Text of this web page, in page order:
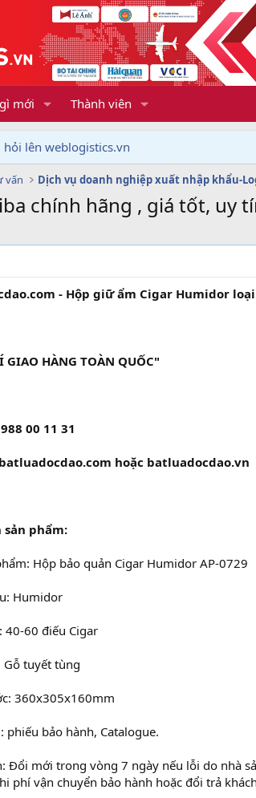
mới Thành viên
lên weblogistics.vn
vấn
chính hãng , giá tốt, uy
- Hộp giữ ẩm Cigar Humidor loại
GIAO HÀNG TOÀN QUỐC"
00 11 31
hoặc batluadocdao.vn
phẩm:
Hộp bảo quản Cigar Humidor AP-0729
Humidor
40-60 điếu Cigar
Gỗ tuyết tùng
360x305x160mm
phiếu bảo hành, Catalogue.
Đổi mới trong vòng 7 ngày nếu lỗi do nhà
phí vận chuyển bảo hành hoặc đổi trả